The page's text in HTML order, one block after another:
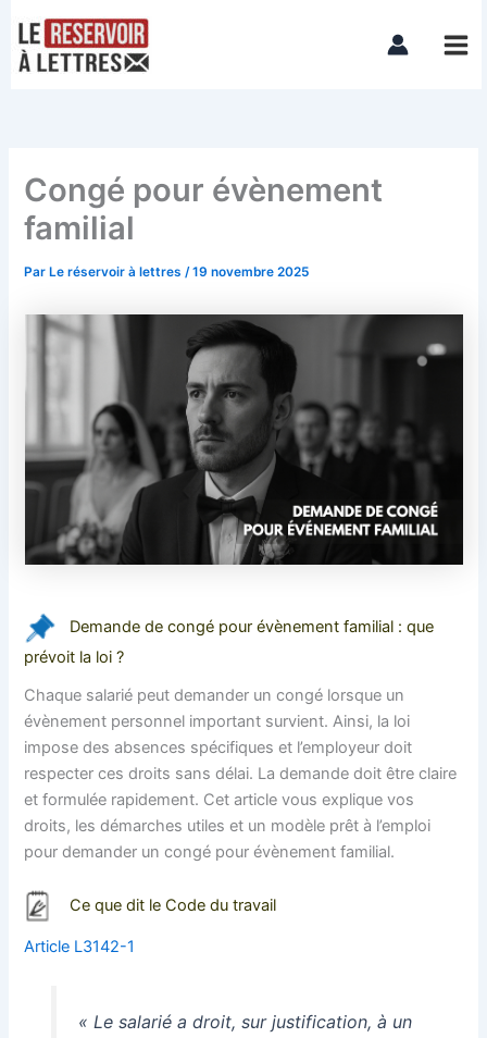
contenu
Congé pour évènement
familial
Par Le réservoir à lettres/19 novembre 2025
Demande de congé pour évènement familial : que
prévoit la loi ?
Chaque salarié peut demander un congé lorsque un
évènement personnel important survient. Ainsi, la loi
impose des absences spécifiques et l’employeur doit
respecter ces droits sans délai. La demande doit être claire
et formulée rapidement. Cet article vous explique vos
droits, les démarches utiles et un modèle prêt à l’emploi
pour demander un congé pour évènement familial.
Ce que dit le Code du travail
Article L3142-1
« Le salarié a droit, sur justification, à un